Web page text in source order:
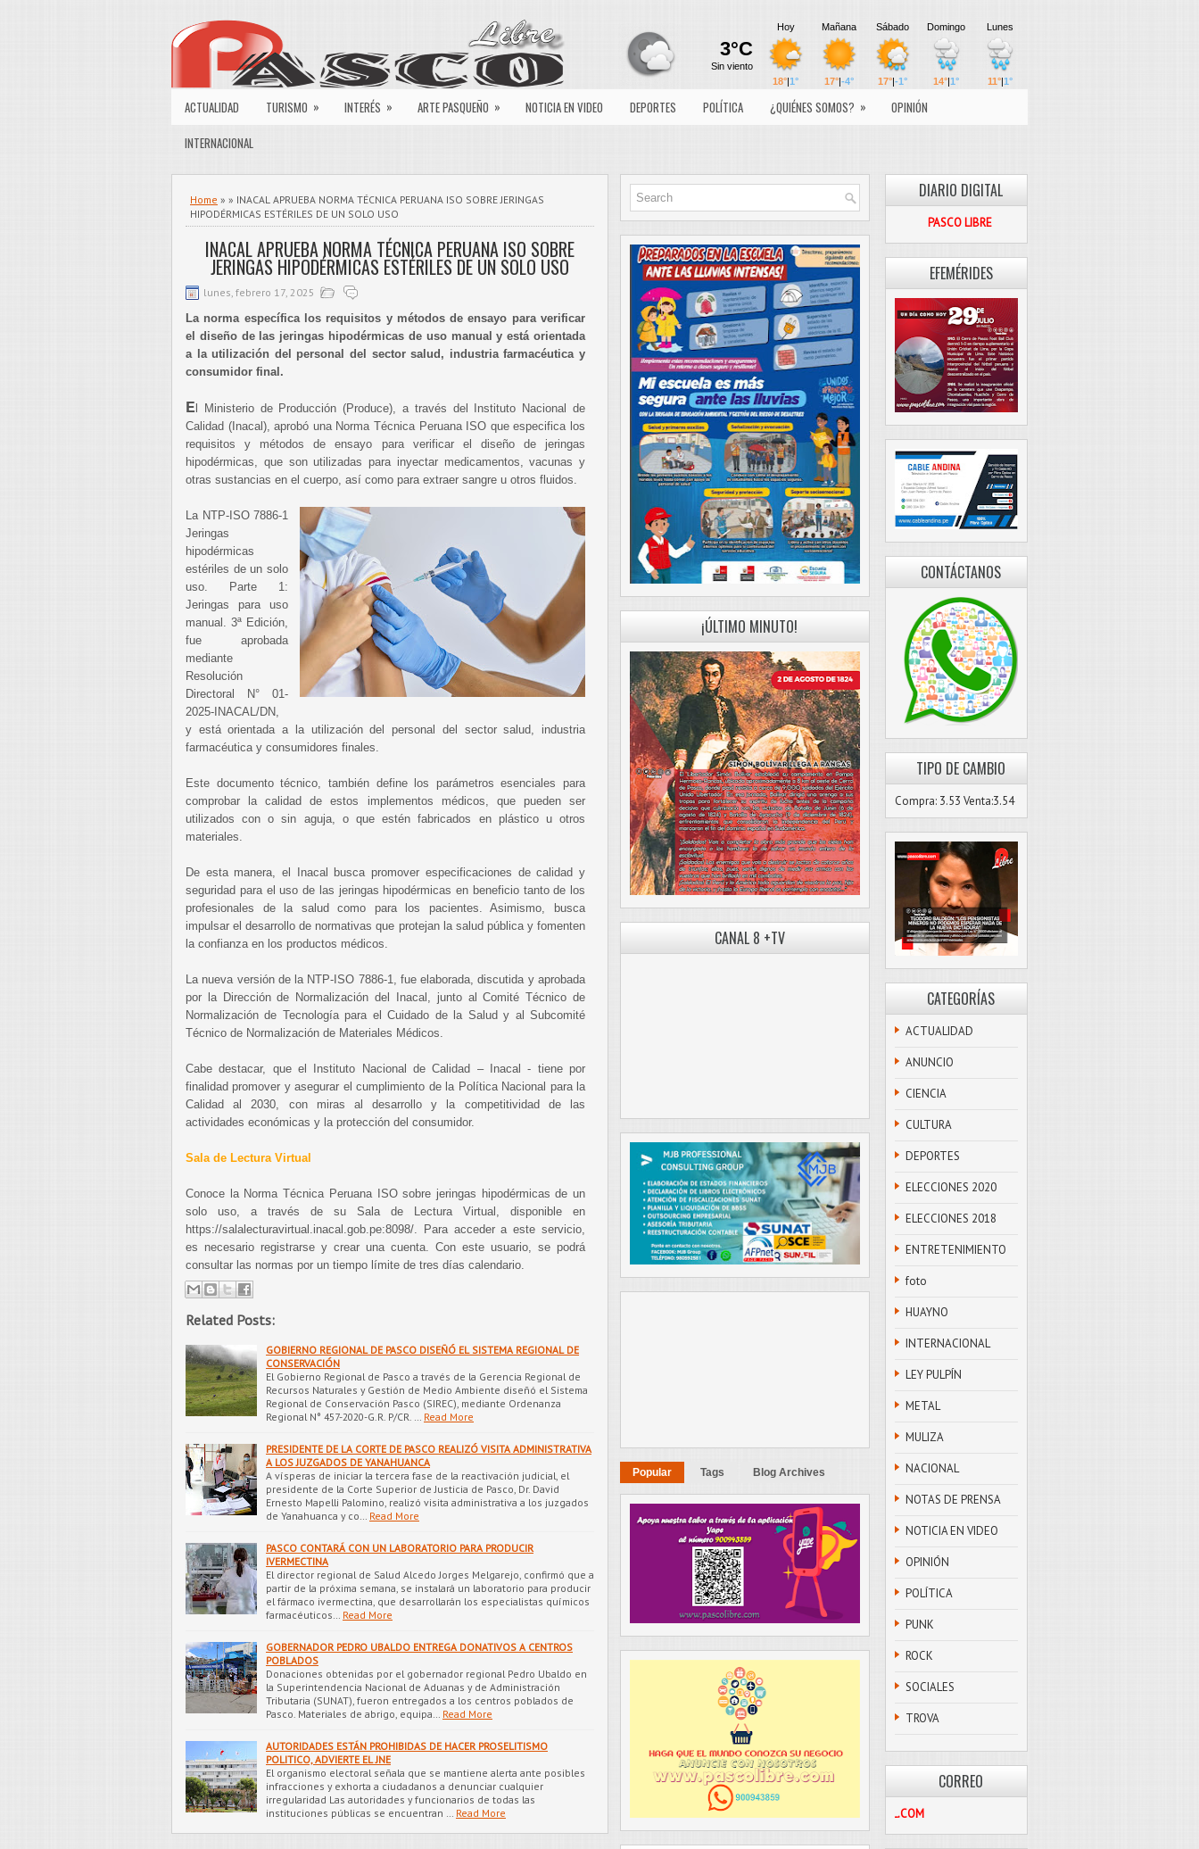
ACTUALIDAD TURISMO » INTERÉS » ARTE PASQUEÑO » NOTICIA EN VIDEO DEPORTES POLÍTICA ¿QUIÉNES SOMOS? »
OPINIÓN
INTERNACIONAL
Home » » INACAL APRUEBA NORMA TÉCNICA PERUANA ISO SOBRE JERINGAS
HIPODÉRMICAS ESTÉRILES DE UN SOLO USO
INACAL APRUEBA NORMA TÉCNICA PERUANA ISO SOBRE
JERINGAS HIPODÉRMICAS ESTÉRILES DE UN SOLO USO
lunes, febrero 17, 2025
La norma específica los requisitos y métodos de ensayo para verificar
el diseño de las jeringas hipodérmicas de uso manual y está orientada
a la utilización del personal del sector salud, industria farmacéutica y
consumidor final.
E l Ministerio de Producción (Produce), a través del Instituto Nacional de
Calidad (Inacal), aprobó una Norma Técnica Peruana ISO que especifica los
requisitos y métodos de ensayo para verificar el diseño de jeringas
hipodérmicas, que son utilizadas para inyectar medicamentos, vacunas y
otras sustancias en el cuerpo, así como para extraer sangre u otros fluidos.
La NTP-ISO 7886-1
Jeringas
hipodérmicas
estériles de un solo
uso. Parte 1:
Jeringas para uso
manual. 3ª Edición,
fue aprobada
mediante
Resolución
Directoral N° 01-
2025-INACAL/DN,
y está orientada a la utilización del personal del sector salud, industria
farmacéutica y consumidores finales.
Este documento técnico, también define los parámetros esenciales para
comprobar la calidad de estos implementos médicos, que pueden ser
utilizados con o sin aguja, o que estén fabricados en plástico u otros
materiales.
De esta manera, el Inacal busca promover especificaciones de calidad y
seguridad para el uso de las jeringas hipodérmicas en beneficio tanto de los
profesionales de la salud como para los pacientes. Asimismo, busca
impulsar el desarrollo de normativas que protejan la salud pública y fomenten
la confianza en los productos médicos.
La nueva versión de la NTP-ISO 7886-1, fue elaborada, discutida y aprobada
por la Dirección de Normalización del Inacal, junto al Comité Técnico de
Normalización de Tecnología para el Cuidado de la Salud y al Subcomité
Técnico de Normalización de Materiales Médicos.
Cabe destacar, que el Instituto Nacional de Calidad – Inacal - tiene por
finalidad promover y asegurar el cumplimiento de la Política Nacional para la
Calidad al 2030, con miras al desarrollo y la competitividad de las
actividades económicas y la protección del consumidor.
Sala de Lectura Virtual
Conoce la Norma Técnica Peruana ISO sobre jeringas hipodérmicas de un
solo uso, a través de su Sala de Lectura Virtual, disponible en
https://salalecturavirtual.inacal.gob.pe:8098/. Para acceder a este servicio,
es necesario registrarse y crear una cuenta. Con este usuario, se podrá
consultar las normas por un tiempo límite de tres días calendario.
Related Posts:
GOBIERNO REGIONAL DE PASCO DISEÑÓ EL SISTEMA REGIONAL DE
CONSERVACIÓN
El Gobierno Regional de Pasco a través de la Gerencia Regional de
Recursos Naturales y Gestión de Medio Ambiente diseñó el Sistema
Regional de Conservación Pasco (SIREC), mediante Ordenanza
Regional N° 457-2020-G.R. P/CR. …
Read More
PRESIDENTE DE LA CORTE DE PASCO REALIZÓ VISITA ADMINISTRATIVA
A LOS JUZGADOS DE YANAHUANCA
A vísperas de iniciar la tercera fase de la reactivación judicial, el
presidente de la Corte Superior de Justicia de Pasco, Dr. David
Ernesto Mapelli Palomino, realizó visita administrativa a los juzgados
de Yanahuanca y co…
Read More
PASCO CONTARÁ CON UN LABORATORIO PARA PRODUCIR
IVERMECTINA
El director regional de Salud Alcedo Jorges Melgarejo, confirmó que a
partir de la próxima semana, se instalará un laboratorio para producir
el fármaco ivermectina, que desarrollarán los especialistas químicos
farmacéuticos…
Read More
GOBERNADOR PEDRO UBALDO ENTREGA DONATIVOS A CENTROS
POBLADOS
Donaciones obtenidas por el gobernador regional Pedro Ubaldo en
la Superintendencia Nacional de Aduanas y de Administración
Tributaria (SUNAT), fueron entregados a los centros poblados de
Pasco. Materiales de abrigo, equipa…
Read More
AUTORIDADES ESTÁN PROHIBIDAS DE HACER PROSELITISMO
POLITICO, ADVIERTE EL JNE
El organismo electoral señala que se mantiene alerta ante posibles
infracciones y exhorta a ciudadanos a denunciar cualquier
irregularidad Las autoridades y funcionarios de todas las
instituciones públicas se encuentran …
Read More
¡ÚLTIMO MINUTO!
CANAL 8 +TV
Popular Tags Blog Archives
DIARIO DIGITAL
PASCO LIBRE
EFEMÉRIDES
CONTÁCTANOS
TIPO DE CAMBIO
Compra: 3.53 Venta:3.54
CATEGORÍAS
ACTUALIDAD
ANUNCIO
CIENCIA
CULTURA
DEPORTES
ELECCIONES 2020
ELECCIONES 2018
ENTRETENIMIENTO
foto
HUAYNO
INTERNACIONAL
LEY PULPÍN
METAL
MULIZA
NACIONAL
NOTAS DE PRENSA
NOTICIA EN VIDEO
OPINIÓN
POLÍTICA
PUNK
ROCK
SOCIALES
TROVA
CORREO
PASCOLIBRE@HOTMAIL.COM